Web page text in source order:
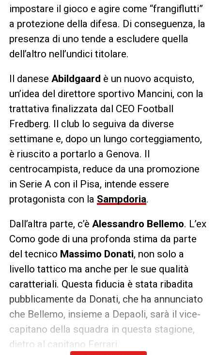
impostare il gioco e agire come “frangiflutti”
a protezione della difesa. Di conseguenza, la
presenza di uno tende a escludere quella
dell’altro nell’undici titolare.
Il danese Abildgaard è un nuovo acquisto,
un’idea del direttore sportivo Mancini, con la
trattativa finalizzata dal CEO Football
Fredberg. Il club lo seguiva da diverse
settimane e, dopo un lungo corteggiamento,
è riuscito a portarlo a Genova. Il
centrocampista, reduce da una promozione
in Serie A con il Pisa, intende essere
protagonista con la Sampdoria.
Dall’altra parte, c’è Alessandro Bellemo. L’ex
Como gode di una profonda stima da parte
del tecnico Massimo Donati, non solo a
livello tattico ma anche per le sue qualità
caratteriali. Questa fiducia è stata ribadita
pubblicamente da Donati, che ha annunciato
che Bellemo, insieme a Depaoli, sarà il vice-
capitano della squadra in questa stagione,
dietro al capitano Ferrari.